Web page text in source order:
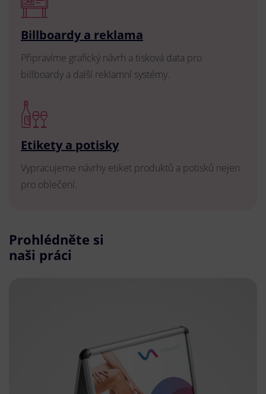
Billboardy a reklama
Připravíme grafický návrh a tisková data pro
billboardy a další reklamní systémy.
Etikety a potisky
Vypracujeme návrhy etiket produktů a potisků nejen
pro oblečení.
Prohlédněte si
naši práci